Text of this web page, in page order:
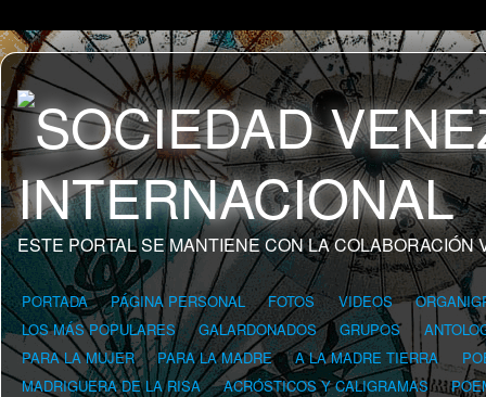
ESTE PORTAL SE MANTIENE CON LA COLABORACIÓN
PORTADA PÁGINA PERSONAL FOTOS VIDEOS
LOS MÁS POPULARES
GALARDONADOS GRUPOS
PARA LA MUJER
PARA LA MADRE A LA MADRE TIERRA
MADRIGUERA DE LA RISA
ACRÓSTICOS Y CALIGRAMAS